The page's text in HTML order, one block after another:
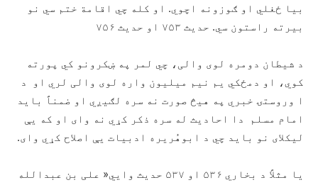
بیا ځغلي او ګوزونه اچوي. او کله چي اقامة ختم سي نو
بیرته راستون سي. حدیث ۷۵۳ او حدیث ۷۵۶
د شیطان دومره لوی والی، چي لمر په ښکرونو کي پورته
کوي، او دمځکي یم نیم میلیون واره لوی والی لري او د
ا وروستۍ خبري په هیڅ صورت نه سره لګیږي او ضمناً باید
امام مسلم دا احادیث له سره ذکر کړي نه وای او که یې
لیکلای نو باید چي د ابوهُریره ادبیات یې اصلاح کړي وای.
یا مثلاً د بخاري ۵۳۶ او ۵۳۷ حدیث وايي« علی بن عبدالله